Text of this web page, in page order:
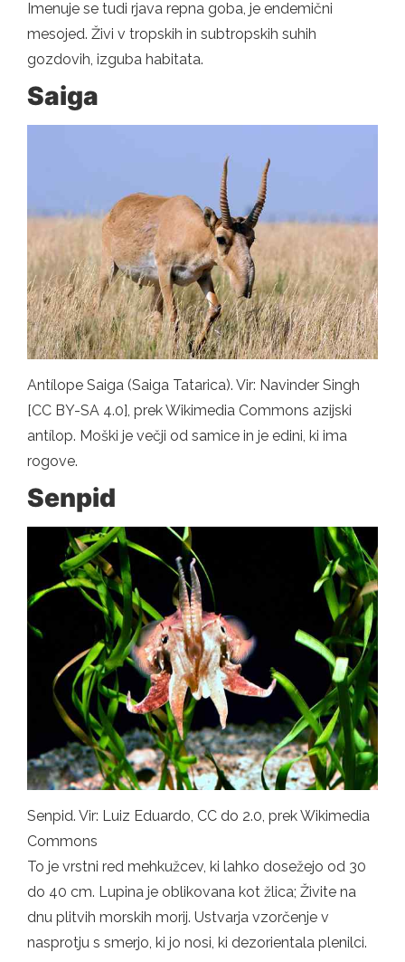
Imenuje se tudi rjava repna goba, je endemični
mesojed. Živi v tropskih in subtropskih suhih
gozdovih, izguba habitata.
Saiga
Antílope Saiga (Saiga Tatarica). Vir: Navinder Singh
[CC BY-SA 4.0], prek Wikimedia Commons azijski
antílop. Moški je večji od samice in je edini, ki ima
rogove.
Senpid
Senpid. Vir: Luiz Eduardo, CC do 2.0, prek Wikimedia
Commons
To je vrstni red mehkužcev, ki lahko dosežejo od 30
do 40 cm. Lupina je oblikovana kot žlica; Živite na
dnu plitvih morskih morij. Ustvarja vzorčenje v
nasprotju s smerjo, ki jo nosi, ki dezorientala plenilci.